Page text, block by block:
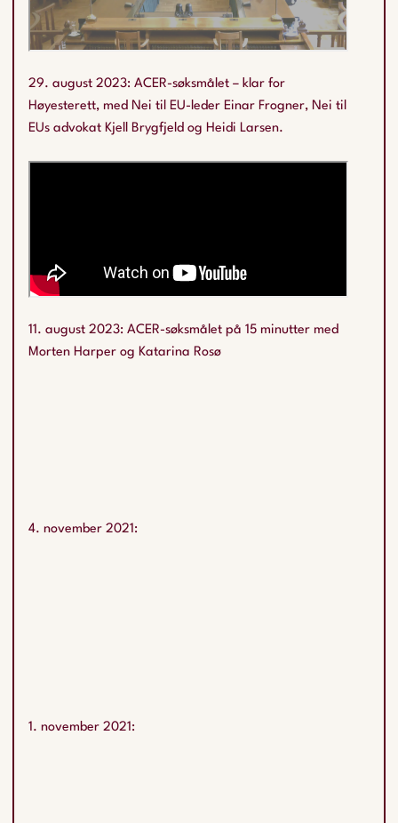
29. august 2023: ACER-søksmålet – klar for
Høyesterett, med Nei til EU-leder Einar Frogner, Nei til
EUs advokat Kjell Brygfjeld og Heidi Larsen.
11. august 2023: ACER-søksmålet på 15 minutter med
Morten Harper og Katarina Rosø
4. november 2021:
1. november 2021: